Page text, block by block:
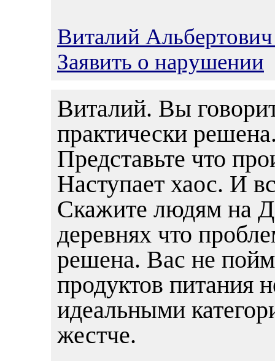
Виталий
Заявить о нарушении
Виталий. Вы
практически
Представьте что
Наступает хаос. И
Скажите людям на
деревнях что
решена. Вас не
продуктов питания
идеальными
жестче.